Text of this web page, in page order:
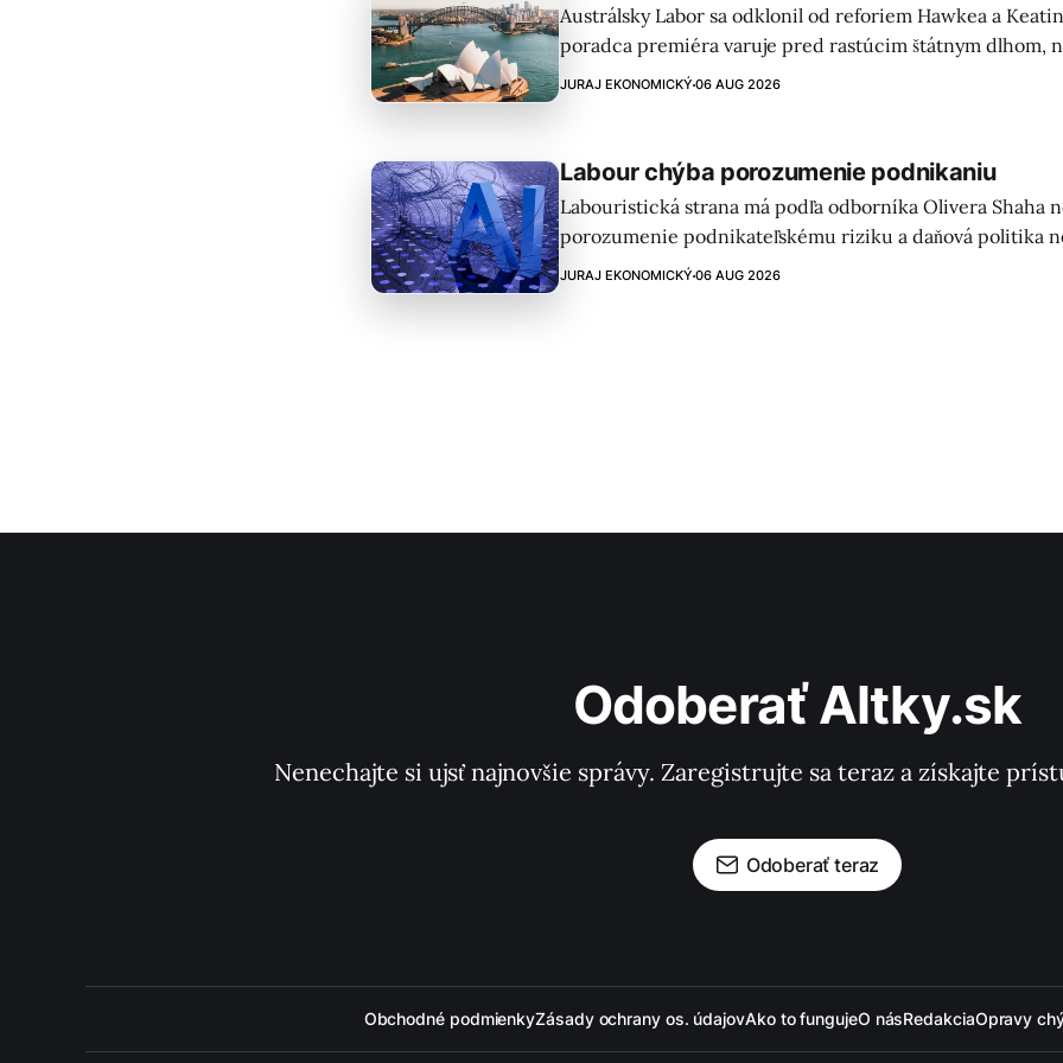
Austrálsky Labor sa odklonil od reforiem Hawkea a
poradca premiéra varuje pred rastúcim štátnym dlhom,
výdajmi (NDIS) a stagnujúcou produktivitou. Je návrat k
JURAJ EKONOMICKÝ 06 AUG 2026
Labour chýba porozumenie podnikaniu
Labouristická strana má podľa odborníka Olivera Shaha
porozumenie podnikateľskému riziku a daňová politika
ovplyvňuje podnikanie. Zvýšenie dane z národnej
JURAJ EKONOMICKÝ 06 AUG 2026
Odoberať Altky.sk
Nenechajte si ujsť najnovšie správy. Zaregistrujte sa teraz a získajte
Odoberať teraz
Obchodné podmienkyZásady ochrany os. údajovAko to fungujeO násRedakciaOpravy